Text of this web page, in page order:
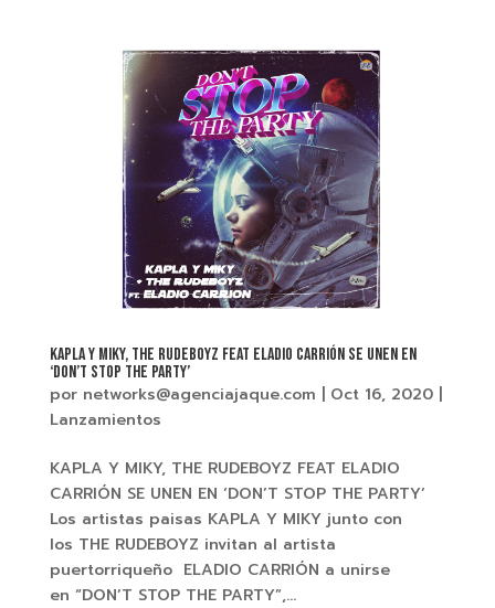
KAPLA Y MIKY, THE RUDEBOYZ FEAT ELADIO CARRIÓN SE UNEN EN
‘DON’T STOP THE PARTY’
por networks@agenciajaque.com | Oct 16, 2020|
Lanzamientos
KAPLA Y MIKY, THE RUDEBOYZ FEAT ELADIO
CARRIÓN SE UNEN EN ‘DON’T STOP THE PARTY’
Los artistas paisas KAPLA Y MIKY junto con
los THE RUDEBOYZ invitan al artista
puertorriqueño ELADIO CARRIÓN a unirse
en “DON’T STOP THE PARTY”,...